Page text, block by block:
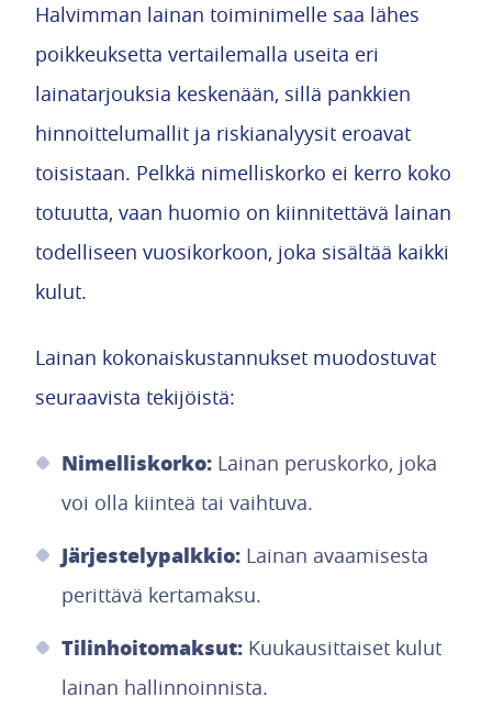
Halvimman lainan toiminimelle saa lähes
poikkeuksetta vertailemalla useita eri
lainatarjouksia keskenään, sillä pankkien
hinnoittelumallit ja riskianalyysit eroavat
toisistaan. Pelkkä nimelliskorko ei kerro koko
totuutta, vaan huomio on kiinnitettävä lainan
todelliseen vuosikorkoon, joka sisältää kaikki
kulut.
Lainan kokonaiskustannukset muodostuvat
seuraavista tekijöistä:
Nimelliskorko: Lainan peruskorko, joka
voi olla kiinteä tai vaihtuva.
Järjestelypalkkio: Lainan avaamisesta
perittävä kertamaksu.
Tilinhoitomaksut: Kuukausittaiset kulut
lainan hallinnoinnista.